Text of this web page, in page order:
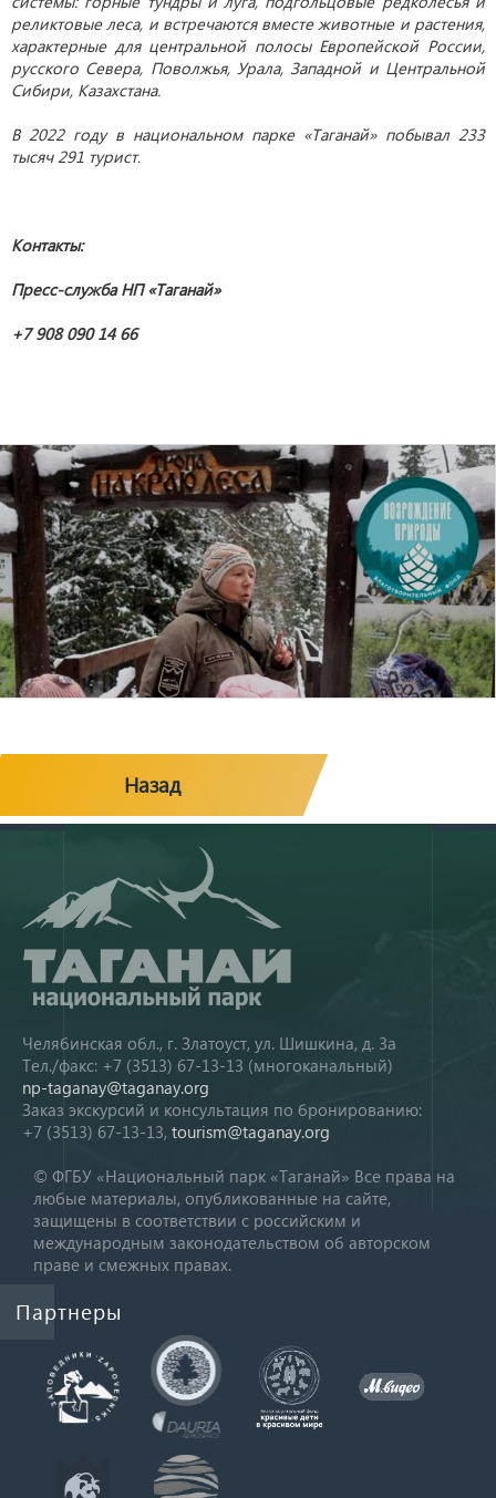
реликтовые леса, и встречаются вместе животные и растения,
характерные для центральной полосы Европейской России,
русского Севера, Поволжья, Урала, Западной и Центральной
Сибири, Казахстана.
В 2022 году в национальном парке «Таганай» побывал 233
тысяч 291 турист.
Контакты:
Пресс-служба НП «Таганай»
+7 908 090 14 66
Назад
Челябинская обл., г. Златоуст, ул. Шишкина, д. 3а
Тел./факс: +7 (3513) 67-13-13 (многоканальный)
np-taganay@taganay.org
Заказ экскурсий и консультация по бронированию:
+7 (3513) 67-13-13, tourism@taganay.org
© ФГБУ «Национальный парк «Таганай» Все права на
любые материалы, опубликованные на сайте,
защищены в соответствии с российским и
международным законодательством об авторском
праве и смежных правах.
Партнеры